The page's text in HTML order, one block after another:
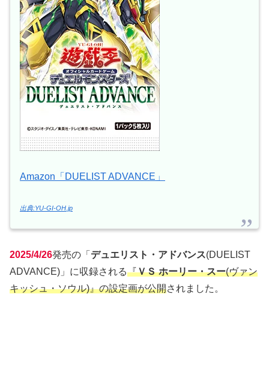
Amazon「DUELIST ADVANCE」
出典:YU-GI-OH.jp
2025/4/26発売の「 デュエリスト・アドバンス(DUELIST
ADVANCE)」に収録される『ＶＳ ホーリー・スー(ヴァン
キッシュ・ソウル)』の設定画が公開されました。